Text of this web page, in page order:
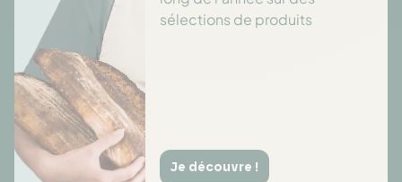
sélections de produits
Je découvre !